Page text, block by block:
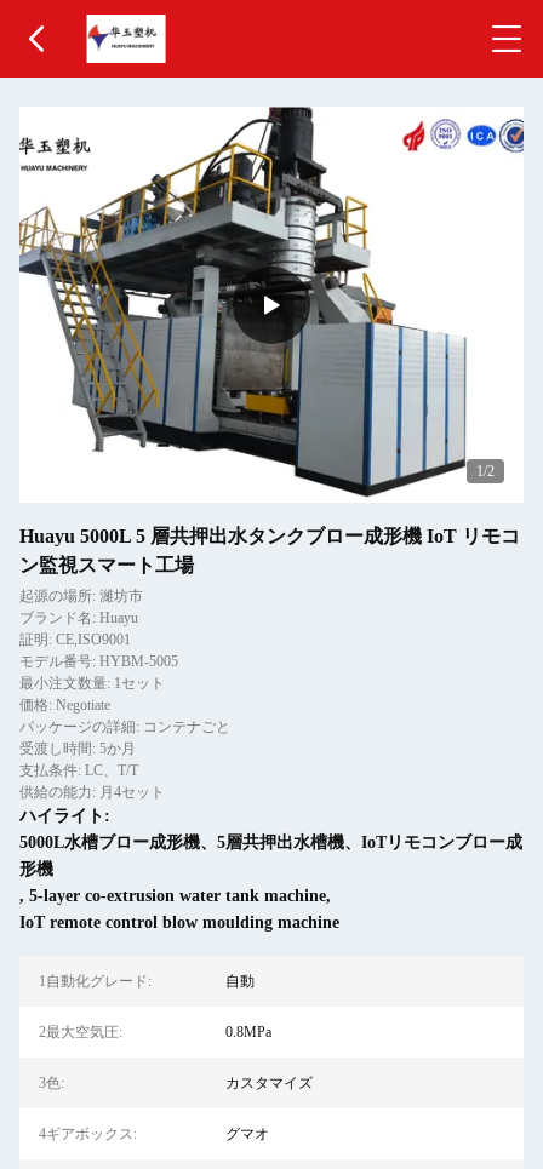
1/2
Huayu 5000L 5 層共押出水タンクブロー成形機 IoT リモコ
ン監視スマート工場
起源の場所: 濰坊市
ブランド名: Huayu
証明: CE,ISO9001
モデル番号: HYBM-5005
最小注文数量: 1セット
価格: Negotiate
パッケージの詳細: コンテナごと
受渡し時間: 5か月
支払条件: LC、T/T
供給の能力: 月4セット
ハイライト:
5000L水槽ブロー成形機、5層共押出水槽機、IoTリモコンブロー成
形機
, 5-layer co-extrusion water tank machine,
IoT remote control blow moulding machine
1自動化グレード: 自動
2最大空気圧: 0.8MPa
3色: カスタマイズ
4ギアボックス: グマオ